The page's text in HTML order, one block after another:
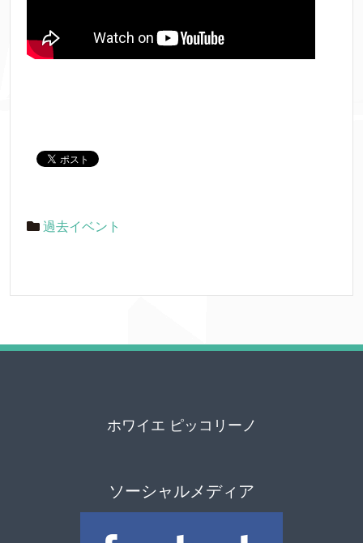
過去イベント
ホワイエ ピッコリーノ
ソーシャルメディア